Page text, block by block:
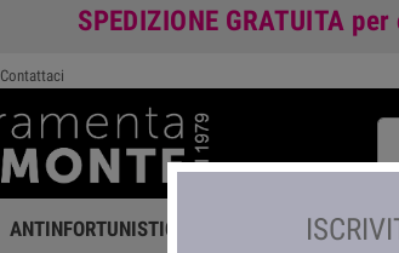
SPEDIZIONE GRATUITA per
Contattaci
ANTINFORTUNISTICA FERRAMENTA